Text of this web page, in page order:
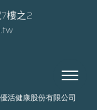
樓之2
活健康股份有限公司
Menu